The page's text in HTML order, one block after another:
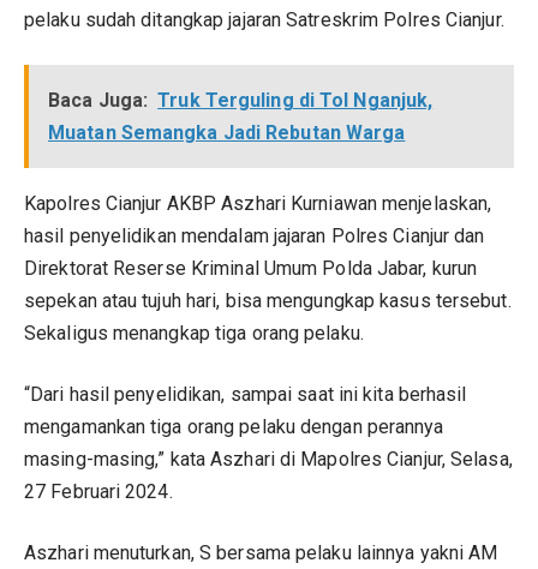
pelaku sudah ditangkap jajaran Satreskrim Polres Cianjur.
Baca Juga: Truk Terguling di Tol Nganjuk,
Muatan Semangka Jadi Rebutan Warga
Kapolres Cianjur AKBP Aszhari Kurniawan menjelaskan,
hasil penyelidikan mendalam jajaran Polres Cianjur dan
Direktorat Reserse Kriminal Umum Polda Jabar, kurun
sepekan atau tujuh hari, bisa mengungkap kasus tersebut.
Sekaligus menangkap tiga orang pelaku.
“Dari hasil penyelidikan, sampai saat ini kita berhasil
mengamankan tiga orang pelaku dengan perannya
masing-masing,” kata Aszhari di Mapolres Cianjur, Selasa,
27 Februari 2024.
Aszhari menuturkan, S bersama pelaku lainnya yakni AM